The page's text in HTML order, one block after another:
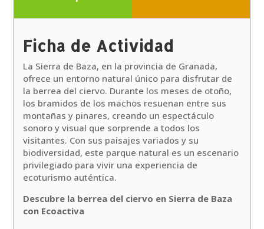
Ficha de Actividad
La Sierra de Baza, en la provincia de Granada,
ofrece un entorno natural único para disfrutar de
la berrea del ciervo. Durante los meses de otoño,
los bramidos de los machos resuenan entre sus
montañas y pinares, creando un espectáculo
sonoro y visual que sorprende a todos los
visitantes. Con sus paisajes variados y su
biodiversidad, este parque natural es un escenario
privilegiado para vivir una experiencia de
ecoturismo auténtica.
Descubre la berrea del ciervo en Sierra de Baza
con Ecoactiva